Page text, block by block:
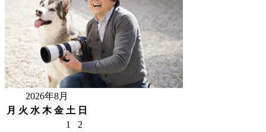
2026年8月
月 火 水 木 金 土 日
1
2